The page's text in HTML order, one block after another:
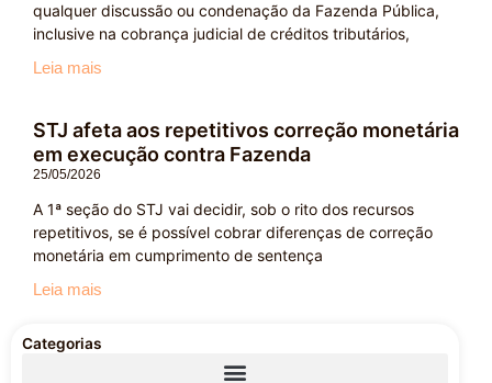
qualquer discussão ou condenação da Fazenda Pública,
inclusive na cobrança judicial de créditos tributários,
Leia mais
STJ afeta aos repetitivos correção monetária
em execução contra Fazenda
25/05/2026
A 1ª seção do STJ vai decidir, sob o rito dos recursos
repetitivos, se é possível cobrar diferenças de correção
monetária em cumprimento de sentença
Leia mais
Categorias